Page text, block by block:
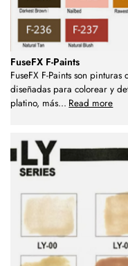
FuseFX F-Paints
FuseFX F-Paints son
diseñadas para colorear y
platino, más... Read more